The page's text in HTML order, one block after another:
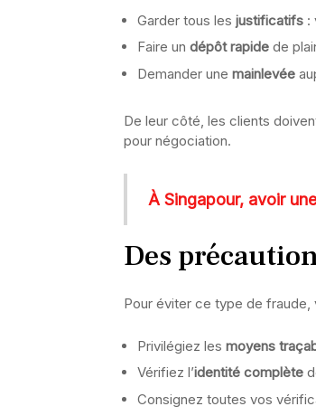
Garder tous les justificatifs :
Faire un dépôt rapide de
Demander une mainlevée
De leur côté, les clients
pour négociation.
À Singapour, avoir
Des
Pour éviter ce type de
Privilégiez les moyens
Vérifiez l’identité complète
Consignez toutes vos